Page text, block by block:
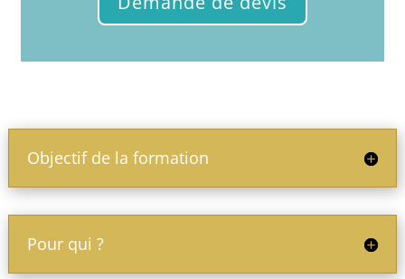
Objectif de la formation
Pour qui ?